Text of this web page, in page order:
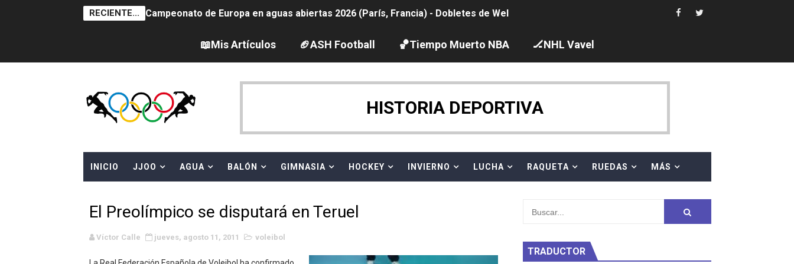
RECIENTE... Campeonato de Europa en aguas abiertas 2026 (París, Francia) - Dobletes de Wellbrock y Taddeucci. Ángela Martínez 5ª en 10km
Campeonato de Europa de pentatlón moderno 2026 (Estambul, Turquía)
WWE NXT - Myles Borne y Tavion Heights ponen fin al reinado por parejas de The Vanity Project
Canadá Open 2026
Mundial de MotoGP 2026 - GP Gran Bretaña
Canadian Football League 2026 - Week 10
Campeonato de Europa de MTB 2026 (Monteceneri, Suiza) - Charlie Aldridge y Sina Frei dominan el Europeo
📖Mis Artículos 🏈ASH Football 🏀Tiempo Muerto NBA 🏒NHL Vavel
HISTORIA DEPORTIVA
INICIO JJOO AGUA BALÓN GIMNASIA HOCKEY INVIERNO LUCHA RAQUETA RUEDAS MÁS
El Preolímpico se disputará en Teruel
Víctor Calle jueves, agosto 11, 2011 voleibol
TRADUCTOR